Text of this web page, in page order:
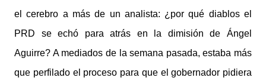
el cerebro a más de un analista: ¿por qué diablos el
PRD se echó para atrás en la dimisión de Ángel
Aguirre? A mediados de la semana pasada, estaba más
que perfilado el proceso para que el gobernador pidiera